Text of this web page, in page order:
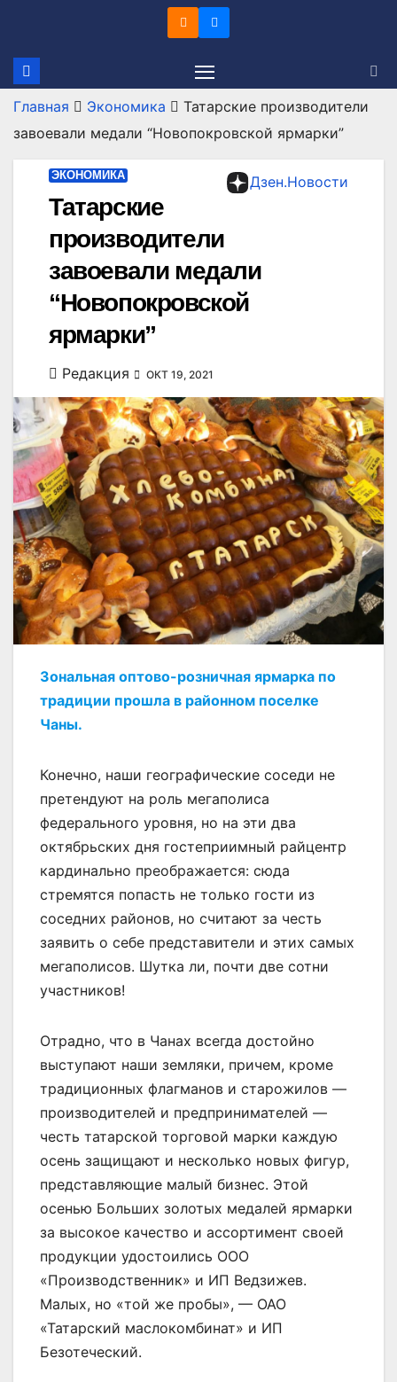
содержимому
Главная Экономика
Татарские производители
завоевали медали “Новопокровской ярмарки”
Дзен.Новости
ЭКОНОМИКА
Татарские
производители
завоевали медали
“Новопокровской
ярмарки”
Редакция ОКТ 19, 2021
Зональная оптово-розничная ярмарка по
традиции прошла в районном поселке
Чаны.
Конечно, наши географические соседи не
претендуют на роль мегаполиса
федерального уровня, но на эти два
октябрьских дня гостеприимный райцентр
кардинально преображается: сюда
стремятся попасть не только гости из
соседних районов, но считают за честь
заявить о себе представители и этих самых
мегаполисов. Шутка ли, почти две сотни
участников!
Отрадно, что в Чанах всегда достойно
выступают наши земляки, причем, кроме
традиционных флагманов и старожилов —
производителей и предпринимателей —
честь татарской торговой марки каждую
осень защищают и несколько новых фигур,
представляющие малый бизнес. Этой
осенью Больших золотых медалей ярмарки
за высокое качество и ассортимент своей
продукции удостоились ООО
«Производственник» и ИП Ведзижев.
Малых, но «той же пробы», — ОАО
«Татарский маслокомбинат» и ИП
Безотеческий.